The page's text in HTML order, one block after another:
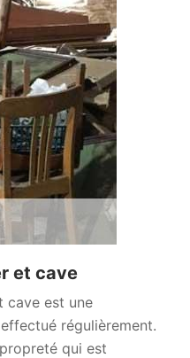
et cave
cave est une
régulièrement.
qui est